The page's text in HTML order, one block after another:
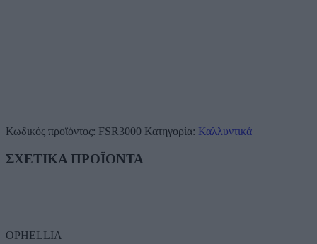
Κωδικός προϊόντος: FSR3000 Κατηγορία: Καλλυντικά
ΣΧΕΤΙΚΑ ΠΡΟΪΟΝΤΑ
OPHELLIA